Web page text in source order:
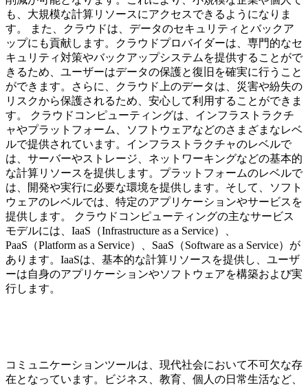
も、大規模な計算リソースにアクセスできるようになりま
す。 また、クラウドは、データのセキュリティとバックア
ップにも貢献します。クラウドプロバイダーは、専門的なセ
キュリティ対策やバックアップシステムを提供することがで
きるため、ユーザーはデータの保護と復旧を確実に行うこと
ができます。さらに、クラウド上のデータは、災害や紛失の
リスクから保護されるため、安心して利用することができま
す。 クラウドコンピューティングは、インフラストラクチ
ャやプラットフォーム、ソフトウェアなどのさまざまなレベ
ルで提供されています。インフラストラクチャのレベルで
は、サーバーやストレージ、ネットワーキングなどの基本的
な計算リソースを提供します。プラットフォームのレベルで
は、開発や実行に必要な環境を提供します。そして、ソフト
ウェアのレベルでは、特定のアプリケーションやサービスを
提供します。 クラウドコンピューティングの主なサービス
モデルには、IaaS（Infrastructure as a Service）、
PaaS（Platform as a Service）、SaaS（Software as a Service）が
あります。IaaSは、基本的な計算リソースを提供し、ユーザ
ーは自身のアプリケーションやソフトウェアを構築および実
行します。
コミュニケーションツールは、現代社会において不可欠な存
在となっています。ビジネス、教育、個人の日常生活など、